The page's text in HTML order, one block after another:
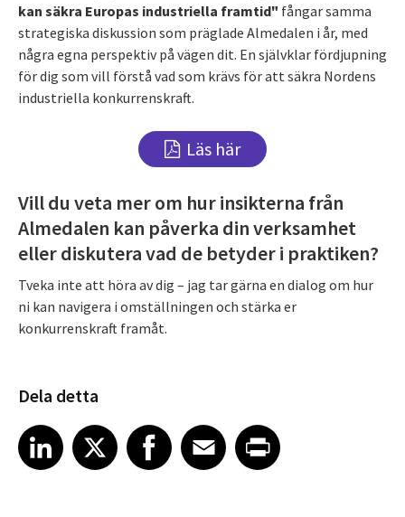
kan säkra Europas industriella framtid" fångar samma
strategiska diskussion som präglade Almedalen i år, med
några egna perspektiv på vägen dit. En självklar fördjupning
för dig som vill förstå vad som krävs för att säkra Nordens
industriella konkurrenskraft.
Läs här
Vill du veta mer om hur insikterna från
Almedalen kan påverka din verksamhet
eller diskutera vad de betyder i praktiken?
Tveka inte att höra av dig – jag tar gärna en dialog om hur
ni kan navigera i omställningen och stärka er
konkurrenskraft framåt.
Dela detta
Share article on LinkedIn
LinkedIn
Share article on XShare article on Facebook
Facebook
Share article on Email
EmailShare article on Print